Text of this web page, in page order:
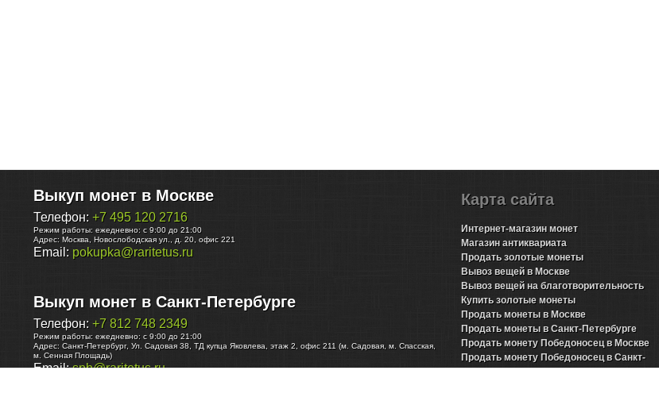
Выкуп монет в Москве
Телефон: +7 495 120 2716
Режим работы: ежедневно: с 9:00 до 21:00
Адрес: Москва Новослободская ул., д. 20, офис 221
Email: pokupka@raritetus.ru
Выкуп монет в Санкт-Петербурге
Телефон: +7 812 748 2349
Режим работы: ежедневно: с 9:00 до 21:00
Адрес: Санкт-Петербург, Ул. Садовая 38, ТД купца Яковлева, этаж 2, офис 211 (м. Садовая, м. Спасская,
м. Сенная Площадь)
Email:spb@raritetus.ru
Карта сайта
Интернет-магазин монет
Магазин антиквариата
Продать золотые монеты
Вывоз вещей в Москве
Вывоз вещей на благотворительность
Купить золотые монеты
Продать монеты в Москве
Продать монеты в Санкт-Петербурге
Продать монету Победоносец в Москве
Продать монету Победоносец в Санкт-